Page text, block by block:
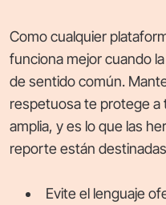
Como cualquier
funciona mejor cuando
de sentido común.
respetuosa te protege a
amplia, y es lo que las
reporte están
Evite el lenguaje